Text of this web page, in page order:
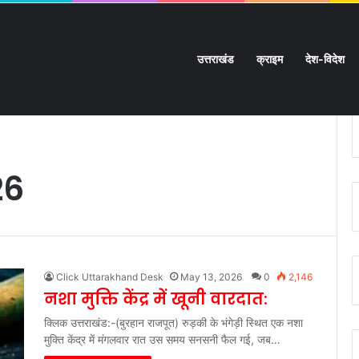
उत्तराखंड क्राइम देश-विदेश
हुई आमने-सामने की टक्कर तो कही पर डिवाइडर से टकराई बाइक:
Click Uttarakhand Desk May 13, 2026 0 2,146
नशा मुक्ति केंद्र में खूनी वारदात:
क्लिक उत्तराखंड:-(बुरहान राजपूत) रुड़की के भंगेड़ी स्थित एक नशा
मुक्ति केंद्र में मंगलवार रात उस समय सनसनी फैल गई, जब…